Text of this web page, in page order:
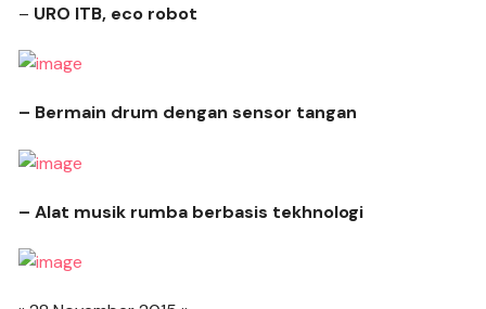
– URO ITB, eco robot
– Bermain drum dengan sensor tangan
– Alat musik rumba berbasis tekhnologi